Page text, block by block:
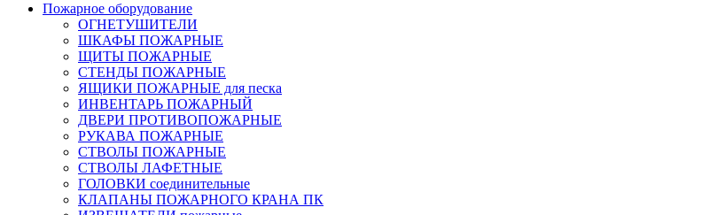
Пожарное оборудование
ОГНЕТУШИТЕЛИ
ШКАФЫ ПОЖАРНЫЕ
ЩИТЫ ПОЖАРНЫЕ
СТЕНДЫ ПОЖАРНЫЕ
ЯЩИКИ ПОЖАРНЫЕ для песка
ИНВЕНТАРЬ ПОЖАРНЫЙ
ДВЕРИ ПРОТИВОПОЖАРНЫЕ
РУКАВА ПОЖАРНЫЕ
СТВОЛЫ ПОЖАРНЫЕ
СТВОЛЫ ЛАФЕТНЫЕ
ГОЛОВКИ соединительные
КЛАПАНЫ ПОЖАРНОГО КРАНА ПК